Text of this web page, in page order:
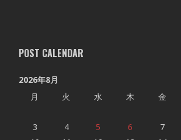
POST CALENDAR
2026年8月
月
火 水 木 金
3
4 5 6 7